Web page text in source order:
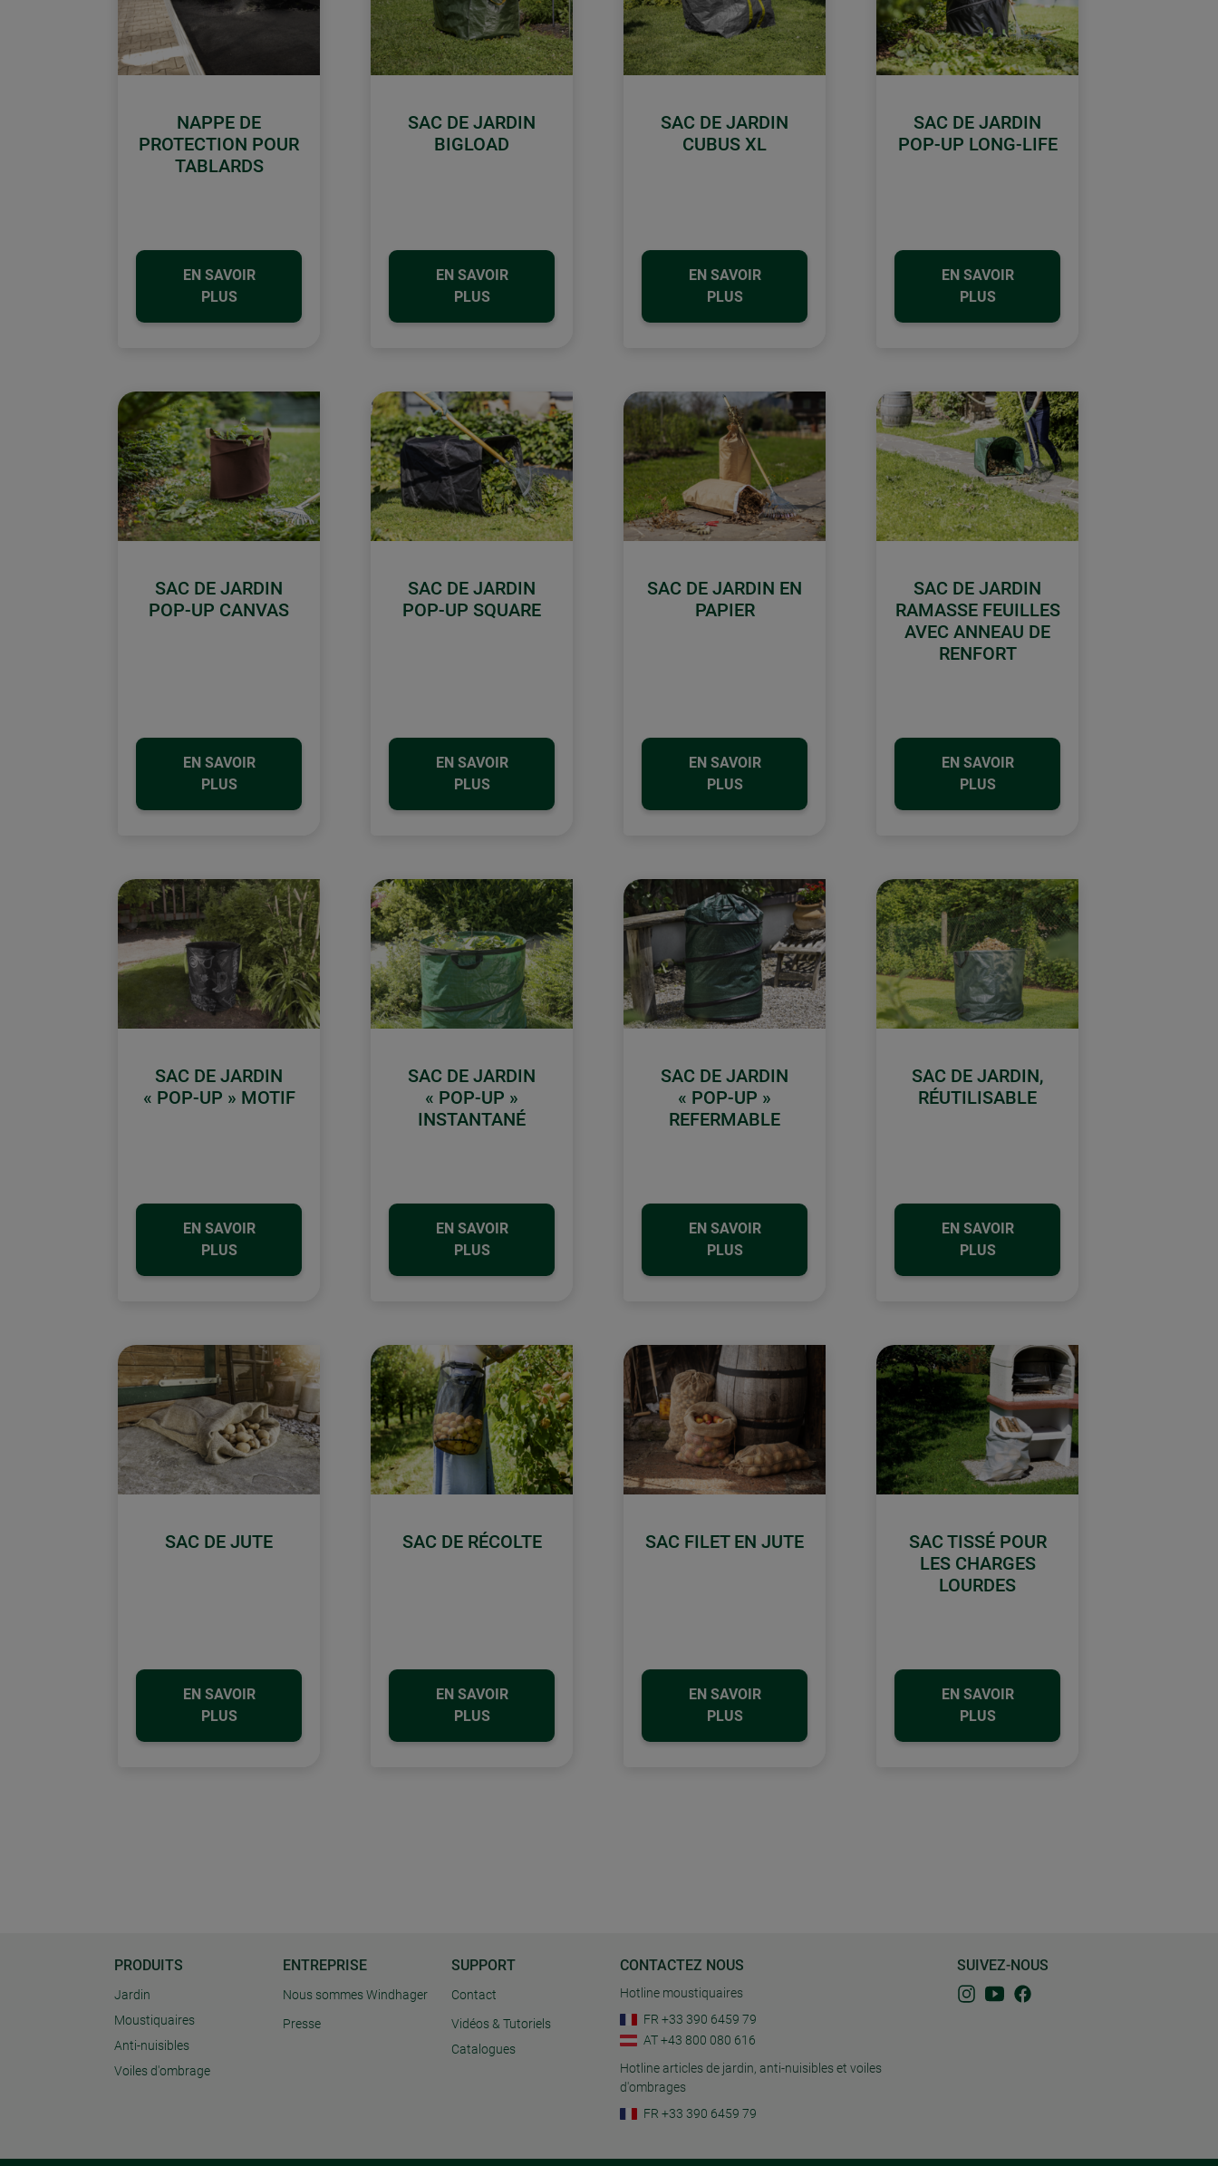
NAPPE DE
PROTECTION POUR
TABLARDS
EN SAVOIR
PLUS
SAC DE JARDIN
BIGLOAD
EN SAVOIR
PLUS
SAC DE JARDIN
CUBUS XL
EN SAVOIR
PLUS
SAC DE JARDIN
POP-UP LONG-LIFE
EN SAVOIR
PLUS
SAC DE JARDIN
POP-UP CANVAS
EN SAVOIR
PLUS
SAC DE JARDIN
POP-UP SQUARE
EN SAVOIR
PLUS
SAC DE JARDIN EN
PAPIER
EN SAVOIR
PLUS
SAC DE JARDIN
RAMASSE FEUILLES
AVEC ANNEAU DE
RENFORT
EN SAVOIR
PLUS
SAC DE JARDIN
« POP-UP » MOTIF
EN SAVOIR
PLUS
SAC DE JARDIN
« POP-UP »
INSTANTANÉ
EN SAVOIR
PLUS
SAC DE JARDIN
« POP-UP »
REFERMABLE
EN SAVOIR
PLUS
SAC DE JARDIN,
RÉUTILISABLE
EN SAVOIR
PLUS
SAC DE JUTE
EN SAVOIR
PLUS
SAC DE RÉCOLTE
EN SAVOIR
PLUS
SAC FILET EN JUTE
EN SAVOIR
PLUS
SAC TISSÉ POUR
LES CHARGES
LOURDES
EN SAVOIR
PLUS
PRODUITS
Jardin
Moustiquaires
Anti-nuisibles
Voiles d'ombrage
ENTREPRISE
Nous sommes Windhager
Presse
SUPPORT
Contact
Vidéos & Tutoriels
Catalogues
CONTACTEZ NOUS
Hotline moustiquaires
FR +33 390 6459 79
AT +43 800 080 616
Hotline articles de jardin, anti-nuisibles et voiles
d'ombrages
FR +33 390 6459 79
SUIVEZ-NOUS